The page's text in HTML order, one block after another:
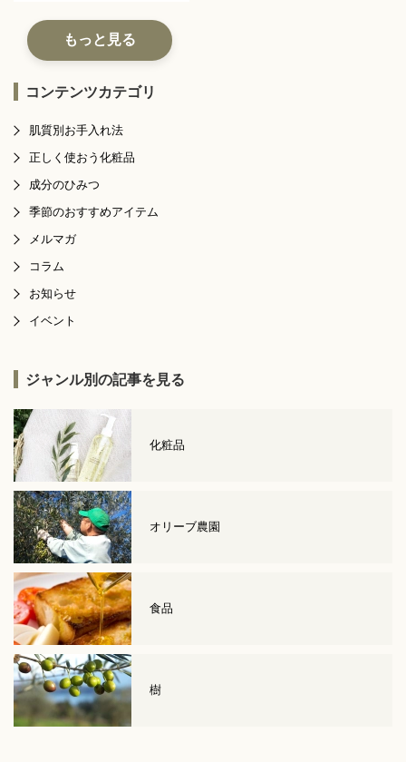
もっと見る
コンテンツカテゴリ
肌質別お手入れ法
正しく使おう化粧品
成分のひみつ
季節のおすすめアイテム
メルマガ
コラム
お知らせ
イベント
ジャンル別の記事を見る
化粧品
オリーブ農園
食品
樹